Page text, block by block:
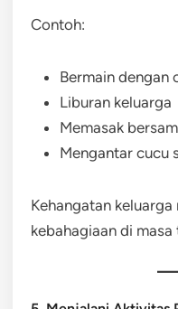
Contoh:
Bermain dengan
Liburan keluarga
Memasak
Mengantar cucu
Kehangatan
kebahagiaan di masa